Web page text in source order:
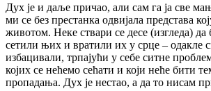
Дух је и даље причао, али сам га ја све
ми се без престанка одвијала представа
животом. Неке ствари се десе (изгледа)
сетили њих и вратили их у срце – одакле
избацивали, трпајући у себе ситне
којих се нећемо сећати и који неће бити
пропадања. Дух је нестао, а да то нисам